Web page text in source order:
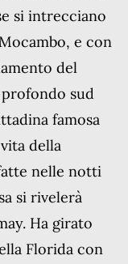
si intrecciano
e con
del
sud
famosa
della
nelle notti
si rivelerà
Ha girato
Florida con